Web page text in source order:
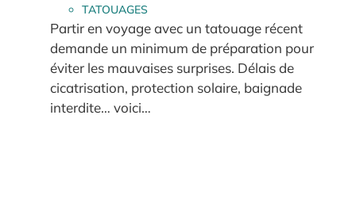
TATOUAGES
Partir en voyage avec un tatouage récent
demande un minimum de préparation pour
éviter les mauvaises surprises. Délais de
cicatrisation, protection solaire, baignade
interdite… voici…